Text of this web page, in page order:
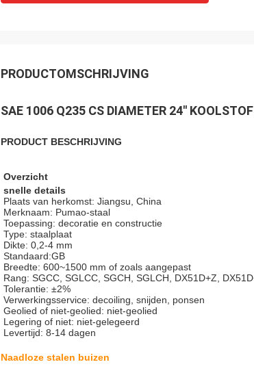
PRODUCTOMSCHRIJVING
SAE 1006 Q235 CS DIAMETER 24''
PRODUCT BESCHRIJVING
Overzicht
snelle details
Plaats van herkomst: Jiangsu, China
Merknaam: Pumao-staal
Toepassing: decoratie en constructie
Type: staalplaat
Dikte: 0,2-4 mm
Standaard:GB
Breedte: 600~1500 mm of zoals aangepast
Rang: SGCC, SGLCC, SGCH, SGLCH, DX51D+Z,
Tolerantie: ±2%
Verwerkingsservice: decoiling, snijden, ponsen
Geolied of niet-geolied: niet-geolied
Legering of niet: niet-gelegeerd
Levertijd: 8-14 dagen
Naadloze stalen buizen